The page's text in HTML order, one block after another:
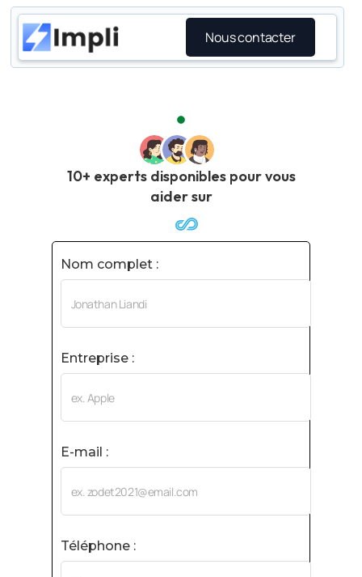
Nous contacter
10+ experts disponibles pour vous
aider sur
Nom complet :
Entreprise :
E-mail :
Téléphone :